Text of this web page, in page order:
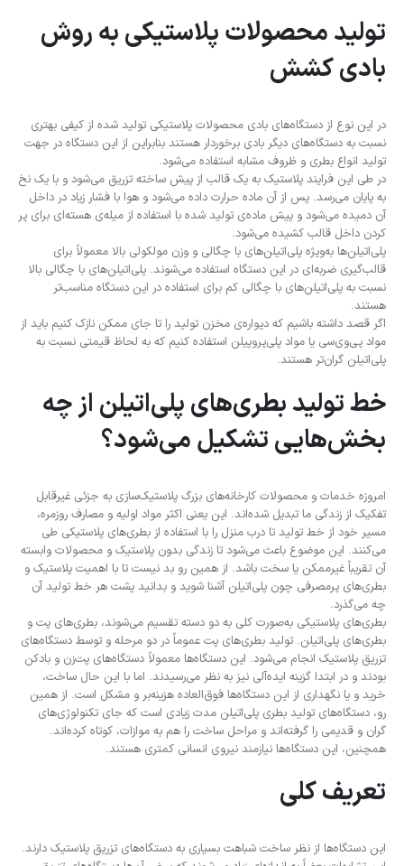
تولید محصولات پلاستیکی به روش
بادی کشش
در این نوع از دستگاه‌های بادی محصولات پلاستیکی تولید شده از کیفی بهتری
نسبت به دستگاه‌های دیگر بادی برخوردار هستند بنابراین از این دستگاه در جهت
تولید انواع بطری و ظروف مشابه استفاده می‌شود.
در طی این فرایند پلاستیک به یک قالب از پیش ساخته تزریق می‌شود و با یک نخ
به پایان می‌رسد. پس از آن ماده حرارت داده می‌شود و هوا با فشار زیاد در داخل
آن دمیده می‌شود و پیش ماده‌ی تولید شده با استفاده از میله‌ی هسته‌ای برای پر
کردن داخل قالب کشیده می‌شود.
پلی‌اتیلن‌ها به‌ویژه پلی‌اتیلن‌های با چگالی و وزن مولکولی بالا معمولاً برای
قالب‌گیری ضربه‌ای در این دستگاه استفاده می‌شوند. پلی‌اتیلن‌های با چگالی بالا
نسبت به پلی‌اتیلن‌های با چگالی کم برای استفاده در این دستگاه مناسب‌تر
هستند.
اگر قصد داشته باشیم که دیواره‌ی مخزن تولید را تا جای ممکن نازک کنیم باید از
مواد پی‌وی‌سی یا مواد پلی‌پروپیلن استفاده کنیم که به لحاظ قیمتی نسبت به
پلی‌اتیلن گران‌تر هستند.
خط تولید بطری‌های پلی‌اتیلن از چه
بخش‌هایی تشکیل می‌شود؟
امروزه خدمات و محصولات کارخانه‌های بزرگ پلاستیک‌سازی به جزئی غیرقابل
‌تفکیک از زندگی ما تبدیل ‌شده‌اند. این یعنی اکثر مواد اولیه و مصارف روزمره،
مسیر خود از خط تولید تا درب منزل را با استفاده از بطری‌های پلاستیکی طی
می‌کنند. این موضوع باعث می‌شود تا زندگی بدون پلاستیک و محصولات وابسته
آن تقریباً غیرممکن یا سخت باشد. از همین رو بد نیست تا با اهمیت پلاستیک و
بطری‌های پرمصرفی چون پلی‌اتیلن آشنا شوید و بدانید پشت هر خط تولید آن
چه می‌گذرد.
بطری‌های پلاستیکی به‌‌صورت کلی به دو دسته تقسیم می‌شوند، بطری‌های پت و
بطری‌های پلی‌اتیلن. تولید بطری‌های پت عموماً در دو مرحله و توسط دستگاه‌های
تزریق پلاستیک انجام می‌شود. این دستگاه‌ها معمولاً دستگاه‌های پت‌زن و باد‌کن
بودند و در ابتدا گزینه ایده‌آلی نیز به نظر می‌رسیدند. اما با این حال ساخت،
خرید و یا نگهداری از این دستگاه‌ها فوق‌العاده هزینه‌بر و مشکل است. از همین
رو، دستگاه‌های تولید بطری پلی‌اتیلن مدت زیادی است که جای تکنولوژی‌های
گران و قدیمی را گرفته‌اند و مراحل ساخت را هم به‌ موازات، کوتاه کرده‌اند.
همچنین، این دستگاه‌ها نیازمند نیروی انسانی کمتری هستند.
تعریف کلی
این دستگاه‌ها از نظر ساخت شباهت بسیاری به دستگاه‌های تزریق پلاستیک دارند.